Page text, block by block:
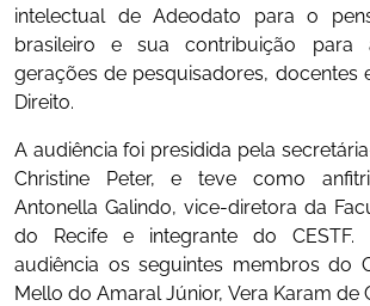
intelectual de Adeodato para o
brasileiro e sua contribuição
gerações de pesquisadores, docentes
Direito.
A audiência foi presidida pela
Christine Peter, e teve como
Antonella Galindo, vice-diretora da
do Recife e integrante do CESTF.
audiência os seguintes membros do
Mello do Amaral Júnior, Vera Karam de